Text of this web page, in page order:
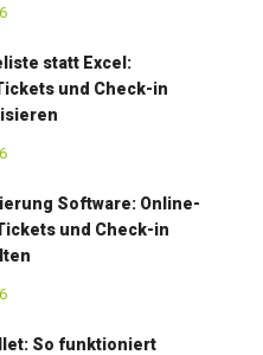
statt Excel:
und Check-in
Software: Online-
und Check-in
So funktioniert